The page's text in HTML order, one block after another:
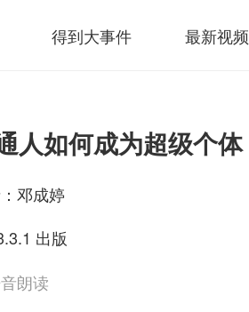
得到大事件 最新视频
人如何成为超级个体
邓成婷
出版
朗读